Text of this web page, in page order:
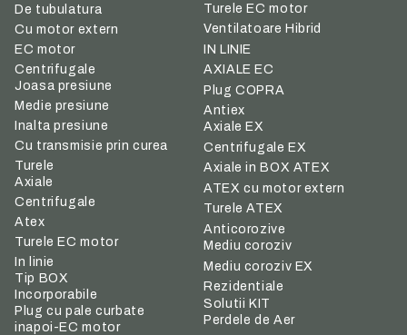
De tubulatura
Cu motor extern
EC motor
Centrifugale
Joasa presiune
Medie presiune
Inalta presiune
Cu transmisie prin curea
Turele
Axiale
Centrifugale
Atex
Turele EC motor
In linie
Tip BOX
Incorporabile
Plug cu pale curbate
inapoi-EC motor
Turele EC motor
Ventilatoare Hibrid
IN LINIE
AXIALE EC
Plug COPRA
Antiex
Axiale EX
Centrifugale EX
Axiale in BOX ATEX
ATEX cu motor extern
Turele ATEX
Anticorozive
Mediu coroziv
Mediu coroziv EX
Rezidentiale
Solutii KIT
Perdele de Aer